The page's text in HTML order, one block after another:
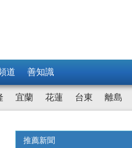
道 善知識
宜蘭 花蓮 台東 離島
推薦新聞